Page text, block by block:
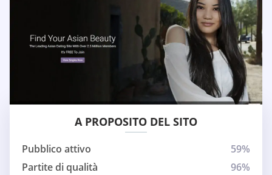
A PROPOSITO DEL SITO
Pubblico attivo
59%
Partite di qualità
96%